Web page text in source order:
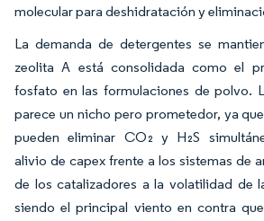
molecular para deshidratación y
La demanda de detergentes se
zeolita A está consolidada como el
fosfato en las formulaciones de polvo.
parece un nicho pero prometedor, ya
pueden eliminar CO₂ y H₂S
alivio de capex frente a los sistemas de
de los catalizadores a la volatilidad de
siendo el principal viento en contra